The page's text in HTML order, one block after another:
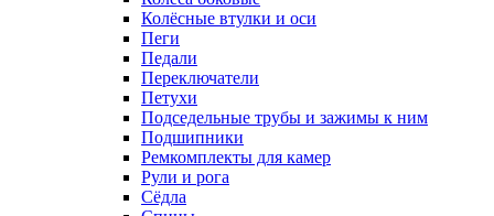
Колёсные втулки и оси
Пеги
Педали
Переключатели
Петухи
Подседельные трубы и зажимы к ним
Подшипники
Ремкомплекты для камер
Рули и рога
Сёдла